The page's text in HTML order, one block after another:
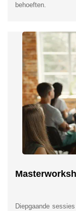
behoeften.
Diepgaande